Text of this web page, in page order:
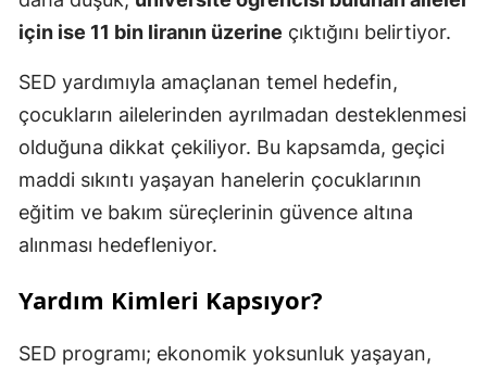
için ise 11 bin liranın üzerine çıktığını belirtiyor.
SED yardımıyla amaçlanan temel hedefin,
çocukların ailelerinden ayrılmadan desteklenmesi
olduğuna dikkat çekiliyor. Bu kapsamda, geçici
maddi sıkıntı yaşayan hanelerin çocuklarının
eğitim ve bakım süreçlerinin güvence altına
alınması hedefleniyor.
Yardım Kimleri Kapsıyor?
SED programı; ekonomik yoksunluk yaşayan,